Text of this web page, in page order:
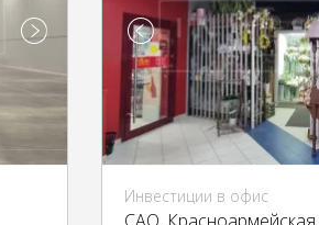
Инвестиции в офис
CАО, Красноармейская